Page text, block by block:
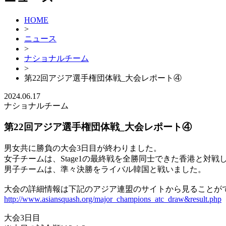
HOME
>
ニュース
>
ナショナルチーム
>
第22回アジア選手権団体戦_大会レポート④
2024.06.17
ナショナルチーム
第22回アジア選手権団体戦_大会レポート④
男女共に勝負の大会3日目が終わりました。
女子チームは、Stage1の最終戦を全勝同士できた香港と対戦
男子チームは、準々決勝をライバル韓国と戦いました。
大会の詳細情報は下記のアジア連盟のサイトから見ることが
http://www.asiansquash.org/major_champions_atc_draw&result.php
大会3日目